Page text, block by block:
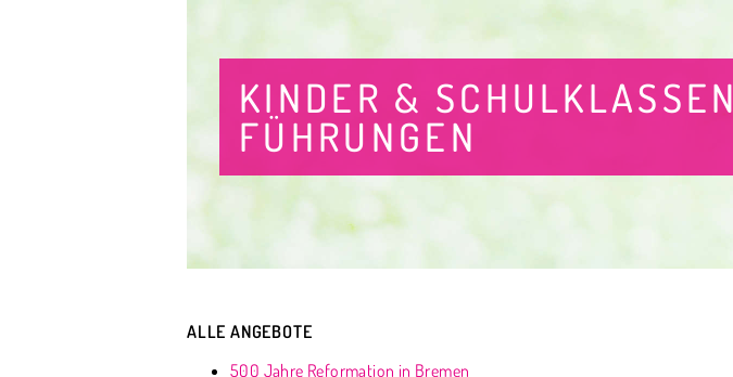
KINDER & SCHULKLASSEN
FÜHRUNGEN
ALLE ANGEBOTE
500 Jahre Reformation in Bremen